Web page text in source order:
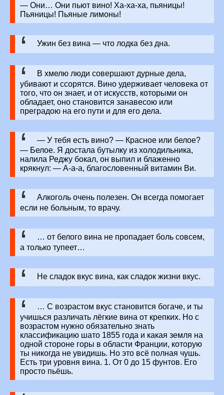
— Они… Они пьют вино! Ха-ха-ха, пьяницы!
Пьяницы! Пьяные лимоны!
Ужин без вина — что лодка без дна.
В хмелю люди совершают дурные дела,
убивают и ссорятся. Вино удерживает человека от
того, что он знает, и от искусств, которыми он
обладает, оно становится занавесою или
преградою на его пути и для его дела.
— У тебя есть вино? — Красное или белое?
— Белое. Я достала бутылку из холодильника,
налила Реджу бокал, он выпил и блаженно
крякнул: — А-а-а, благословенный витамин Ви.
Алкоголь очень полезен. Он всегда помогает
если не больным, то врачу.
… от белого вина не пропадает боль совсем,
а только тупеет…
Не сладок вкус вина, как сладок жизни вкус.
… С возрастом вкус становится богаче, и ты
учишься различать лёгкие вина от крепких. Но с
возрастом нужно обязательно знать
классификацию шато 1855 года и какая земля на
одной стороне горы в области Франции, которую
ты никогда не увидишь. Но это всё полная чушь.
Есть три уровня вина. 1. От 0 до 15 фунтов. Его
просто пьёшь.